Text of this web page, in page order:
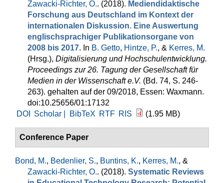
Zawacki-Richter, O.. (2018). Mediendidaktische
Forschung aus Deutschland im Kontext der
internationalen Diskussion. Eine Auswertung
englischsprachiger Publikationsorgane von
2008 bis 2017. In B. Getto, Hintze, P., & Kerres, M.
(Hrsg.), Digitalisierung und Hochschulentwicklung.
Proceedings zur 26. Tagung der Gesellschaft für
Medien in der Wissenschaft e.V. (Bd. 74, S. 246-
263). gehalten auf der 09/2018, Essen: Waxmann.
doi:10.25656/01:17132
DOI
Scholar | BibTeX RTF RIS (1.95 MB)
Conference Paper
Bond, M., Bedenlier, S., Buntins, K., Kerres, M., &
Zawacki-Richter, O.. (2018). Systematic Reviews